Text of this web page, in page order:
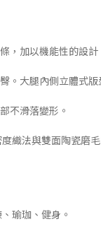
，加以機能性的設
。大腿內側立體式版
不滑落變形。
織法與雙面陶瓷磨毛
步、訓練、